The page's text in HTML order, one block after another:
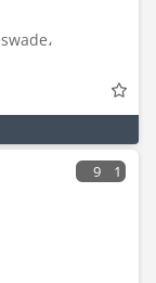
9 1